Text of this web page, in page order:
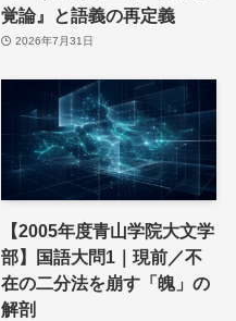
覚論』と語義の再定義
2026年7月31日
【2005年度青山学院大文学
部】国語大問1｜現前／不
在の二分法を崩す「魄」の
解剖